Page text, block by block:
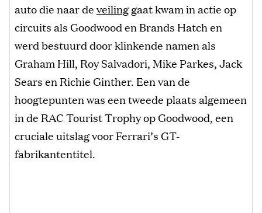
auto die naar deveilinggaat kwam in actie op
circuits als Goodwood en Brands Hatch en
werd bestuurd door klinkende namen als
Graham Hill, Roy Salvadori, Mike Parkes, Jack
Sears en Richie Ginther. Een van de
hoogtepunten was een tweede plaats algemeen
in de RAC Tourist Trophy op Goodwood, een
cruciale uitslag voor Ferrari’s GT-
fabrikantentitel.